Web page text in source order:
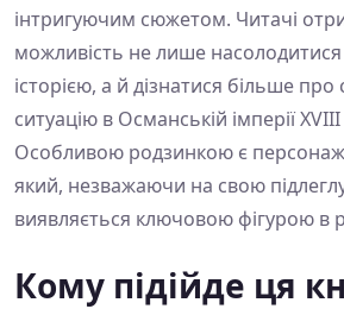
інтригуючим сюжетом. Читачі
можливість не лише
історією, а й дізнатися більше про
ситуацію в Османській імперії XVIII
Особливою родзинкою є персонаж
який, незважаючи на свою
виявляється ключовою фігурою в
Кому підійде ця